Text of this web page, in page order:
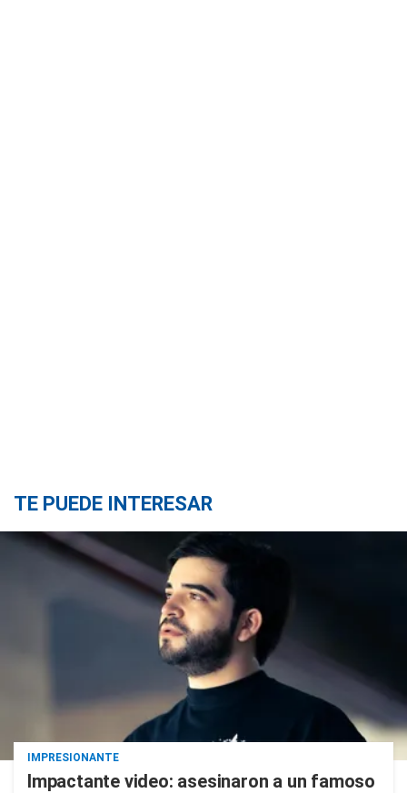
TE PUEDE INTERESAR
IMPRESIONANTE
Impactante video: asesinaron a un famoso